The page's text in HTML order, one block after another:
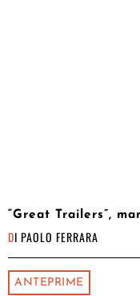
“Great Trailers”,
DI PAOLO FERRARA
ANTEPRIME